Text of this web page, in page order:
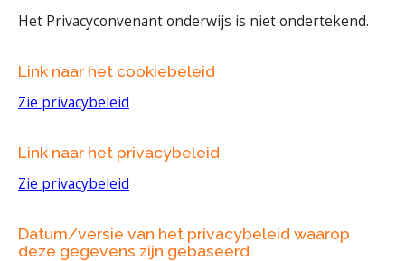
Het Privacyconvenant onderwijs is niet ondertekend.
Link naar het cookiebeleid
Zie privacybeleid
Link naar het privacybeleid
Zie privacybeleid
Datum/versie van het privacybeleid waarop
deze gegevens zijn gebaseerd